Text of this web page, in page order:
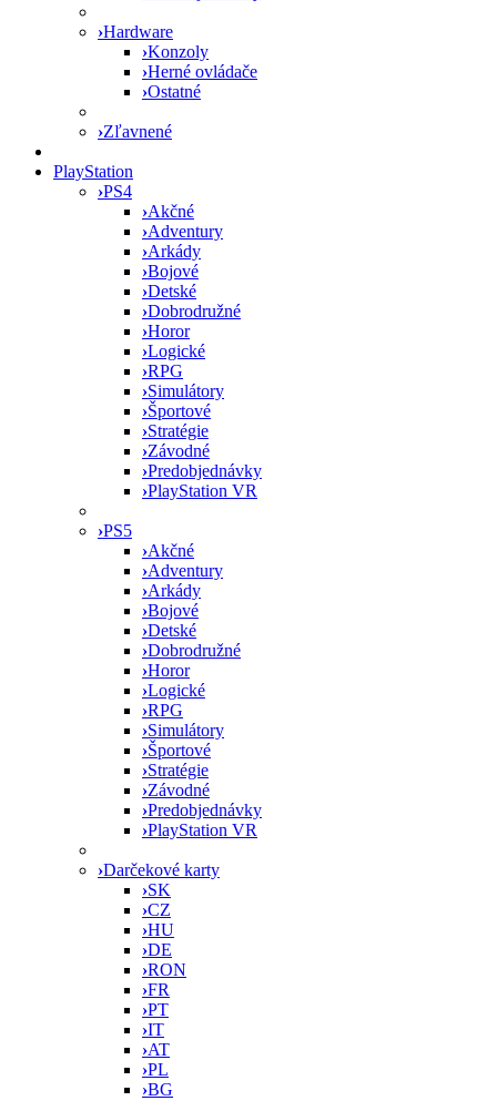
›Hardware
›Konzoly
›Herné ovládače
›Ostatné
›Zľavnené
PlayStation
›PS4
›Akčné
›Adventury
›Arkády
›Bojové
›Detské
›Dobrodružné
›Horor
›Logické
›RPG
›Simulátory
›Športové
›Stratégie
›Závodné
›Predobjednávky
›PlayStation VR
›PS5
›Akčné
›Adventury
›Arkády
›Bojové
›Detské
›Dobrodružné
›Horor
›Logické
›RPG
›Simulátory
›Športové
›Stratégie
›Závodné
›Predobjednávky
›PlayStation VR
›Darčekové karty
›SK
›CZ
›HU
›DE
›RON
›FR
›PT
›IT
›AT
›PL
›BG